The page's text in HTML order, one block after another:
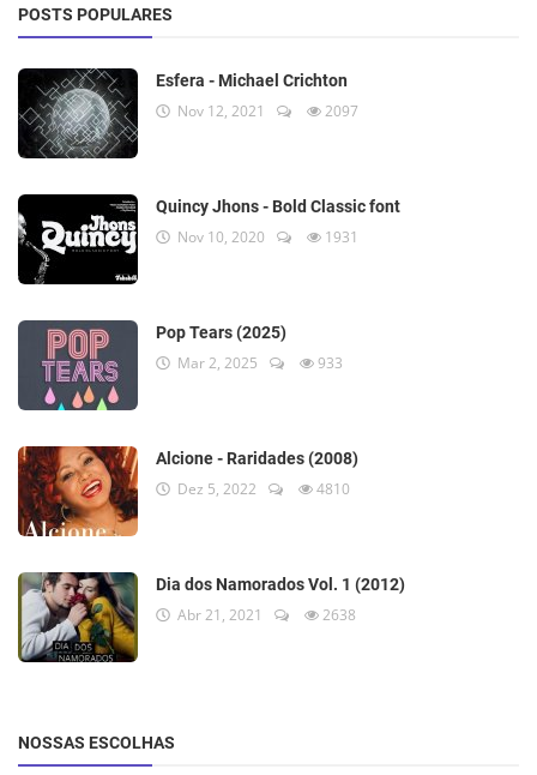
POSTS POPULARES
Esfera - Michael Crichton
Nov 12, 2021 2097
Quincy Jhons - Bold Classic font
Nov 10, 2020 1931
Pop Tears (2025)
Mar 2, 2025 933
Alcione - Raridades (2008)
Dez 5, 2022 4810
Dia dos Namorados Vol. 1 (2012)
Abr 21, 2021 2638
NOSSAS ESCOLHAS